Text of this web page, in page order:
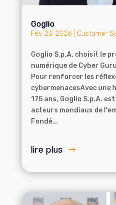
Goglio
Fév 23, 2026| Customer
Goglio S.p.A. choisit le
numérique de Cyber
Pour renforcer les
cybermenacesAvec une
175 ans, Goglio S.p.A.
acteurs mondiaux de
Fondé...
lire plus